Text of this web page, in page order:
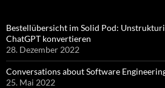
Bestellübersicht im Solid Pod:
ChatGPT konvertieren
28. Dezember 2022
Conversations about Software
25. Mai 2022